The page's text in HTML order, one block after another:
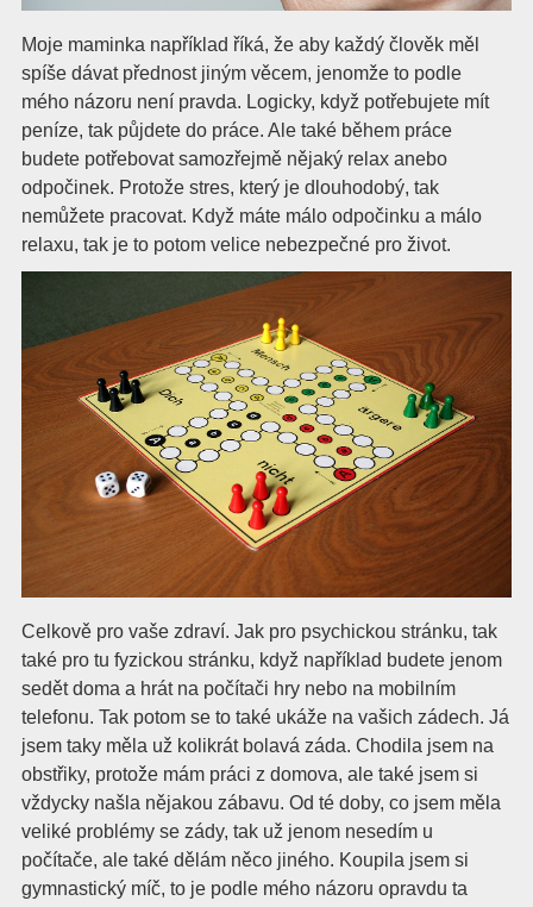
Moje maminka například říká, že aby každý člověk měl
spíše dávat přednost jiným věcem, jenomže to podle
mého názoru není pravda. Logicky, když potřebujete mít
peníze, tak půjdete do práce. Ale také během práce
budete potřebovat samozřejmě nějaký relax anebo
odpočinek. Protože stres, který je dlouhodobý, tak
nemůžete pracovat. Když máte málo odpočinku a málo
relaxu, tak je to potom velice nebezpečné pro život.
Celkově pro vaše zdraví. Jak pro psychickou stránku, tak
také pro tu fyzickou stránku, když například budete jenom
sedět doma a hrát na počítači hry nebo na mobilním
telefonu. Tak potom se to také ukáže na vašich zádech. Já
jsem taky měla už kolikrát bolavá záda. Chodila jsem na
obstřiky, protože mám práci z domova, ale také jsem si
vždycky našla nějakou zábavu. Od té doby, co jsem měla
veliké problémy se zády, tak už jenom nesedím u
počítače, ale také dělám něco jiného. Koupila jsem si
gymnastický míč, to je podle mého názoru opravdu ta